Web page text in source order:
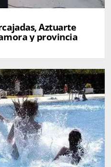
Aztuarte
y provincia